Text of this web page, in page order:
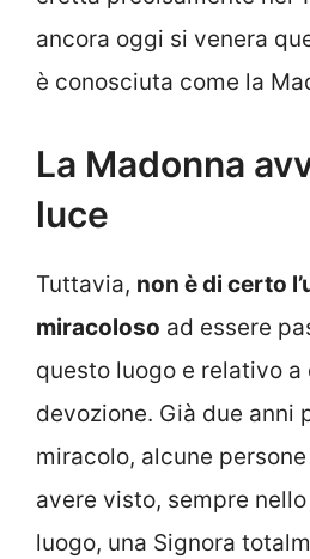
ancora oggi si venera
è conosciuta come la
La Madonna
luce
Tuttavia, non è di certo
miracoloso ad essere
questo luogo e relativo
devozione. Già due anni
miracolo, alcune
avere visto, sempre
luogo, una Signora